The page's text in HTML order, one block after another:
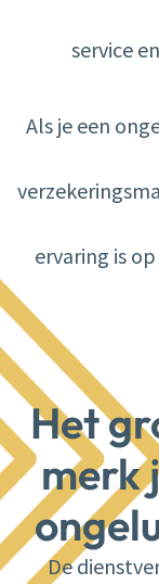
service
Als je een
ervaring is
Het
merk
De